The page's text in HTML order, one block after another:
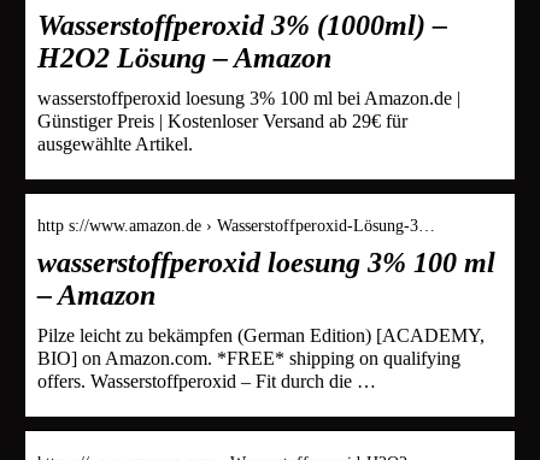
Wasserstoffperoxid 3% (1000ml) –
H2O2 Lösung – Amazon
wasserstoffperoxid loesung 3% 100 ml bei Amazon.de |
Günstiger Preis | Kostenloser Versand ab 29€ für
ausgewählte Artikel.
http s://www.amazon.de › Wasserstoffperoxid-Lösung-3…
wasserstoffperoxid loesung 3% 100 ml
– Amazon
Pilze leicht zu bekämpfen (German Edition) [ACADEMY,
BIO] on Amazon.com. *FREE* shipping on qualifying
offers. Wasserstoffperoxid – Fit durch die …